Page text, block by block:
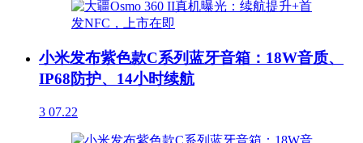
小米发布紫色款C系列蓝牙音箱：18W音质、
IP68防护、14小时续航
3 07.22